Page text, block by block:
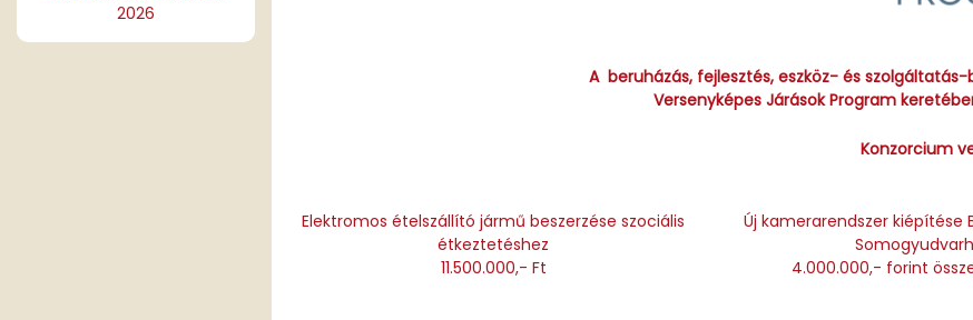
2026
A beruházás, fejlesztés, eszköz- és
Versenyképes Járások Program
Konzorcium
Elektromos ételszállító jármű beszerzése szociális
étkeztetéshez
11.500.000,- Ft
Új kamerarendszer
4.000.000,- forint